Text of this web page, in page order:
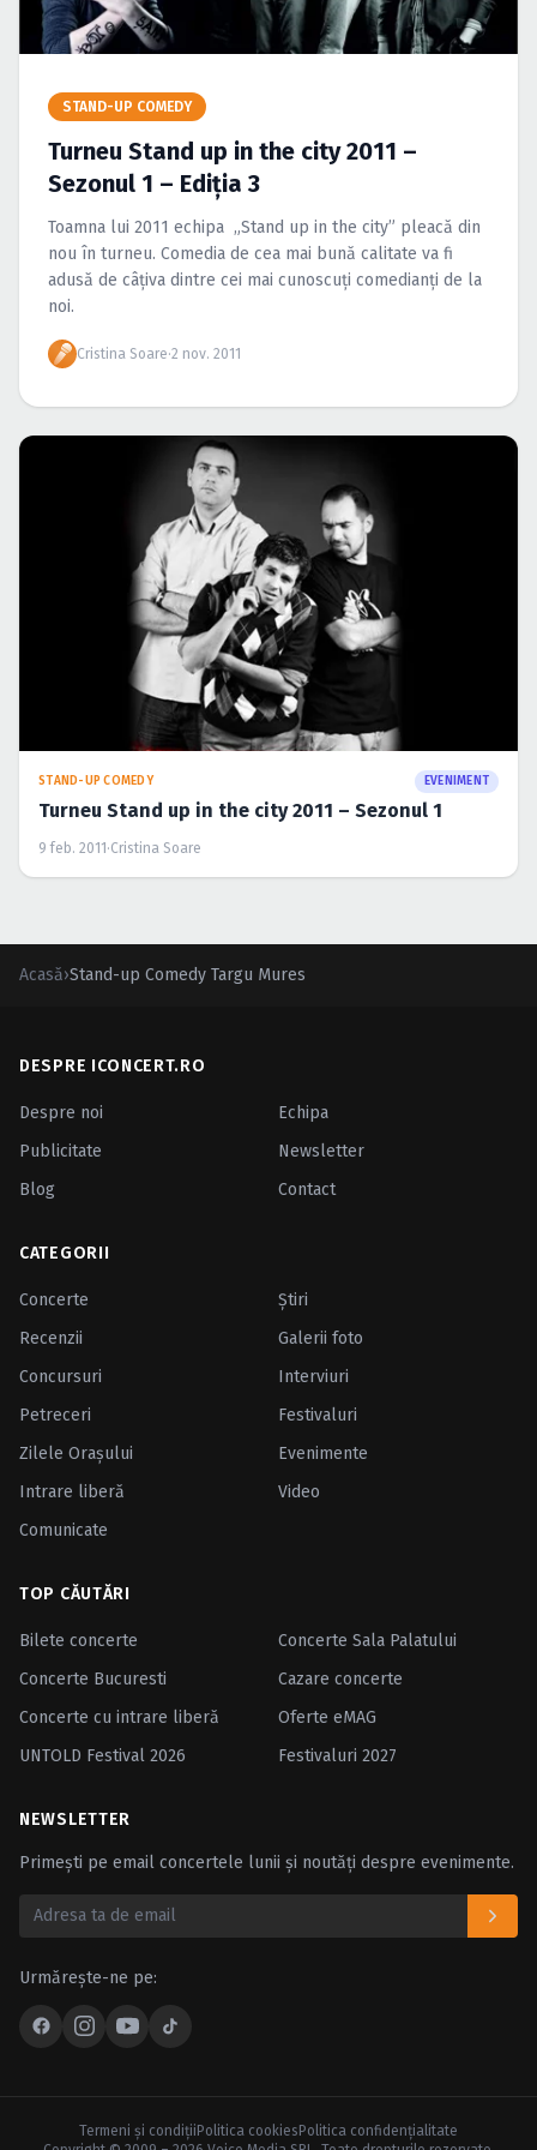
Caută în site...
STAND-UP COMEDY
Turneu Stand up in the city 2011 –
Sezonul 1 – Ediţia 3
Toamna lui 2011 echipa „Stand up in the city” pleacă din
nou în turneu. Comedia de cea mai bună calitate va fi
adusă de câţiva dintre cei mai cunoscuţi comedianţi de la
noi.
Cristina Soare·2 nov. 2011
STAND-UP COMEDY EVENIMENT
Turneu Stand up in the city 2011 – Sezonul 1
9 feb. 2011·Cristina Soare
Acasă›Stand-up Comedy Targu Mures
DESPRE ICONCERT.RO
Despre noi
Echipa
Publicitate
Newsletter
Blog
Contact
CATEGORII
Concerte
Ştiri
Recenzii
Galerii foto
Concursuri
Interviuri
Petreceri
Festivaluri
Zilele Oraşului
Evenimente
Intrare liberă
Video
Comunicate
TOP CĂUTĂRI
Bilete concerte
Concerte Sala Palatului
Concerte Bucuresti
Cazare concerte
Concerte cu intrare liberă
Oferte eMAG
UNTOLD Festival 2026
Festivaluri 2027
NEWSLETTER
Primești pe email concertele lunii și noutăți despre evenimente.
Urmărește-ne pe:
Termeni şi condiţiiPolitica cookiesPolitica confidenţialitate